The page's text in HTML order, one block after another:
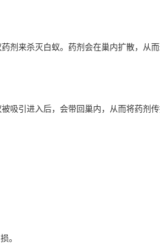
剂来杀灭白蚁。药剂会在巢内扩散，从
吸引进入后，会带回巢内，从而将药剂
。